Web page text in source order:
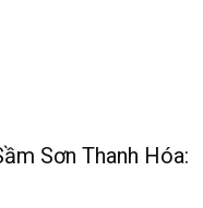
Sơn Thanh Hóa: